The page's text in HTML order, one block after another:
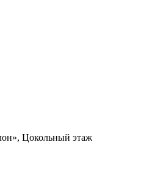
Цокольный этаж